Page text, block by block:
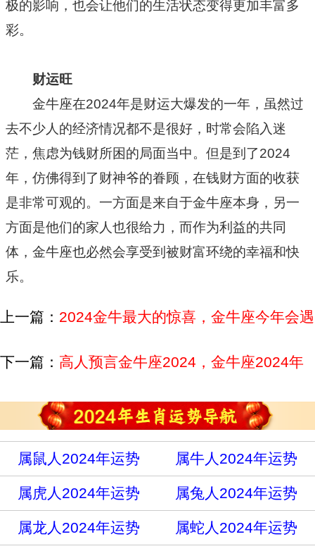
极的影响，也会让他们的生活状态变得更加丰富多
彩。
财运旺
金牛座在2024年是财运大爆发的一年，虽然过
去不少人的经济情况都不是很好，时常会陷入迷
茫，焦虑为钱财所困的局面当中。但是到了2024
年，仿佛得到了财神爷的眷顾，在钱财方面的收获
是非常可观的。一方面是来自于金牛座本身，另一
方面是他们的家人也很给力，而作为利益的共同
体，金牛座也必然会享受到被财富环绕的幸福和快
乐。
上一篇： 2024金牛最大的惊喜，金牛座今年会遇
到什么好事
下一篇： 高人预言金牛座2024，金牛座2024年
属鼠人2024年运势 属牛人2024年运势
属虎人2024年运势 属兔人2024年运势
属龙人2024年运势 属蛇人2024年运势